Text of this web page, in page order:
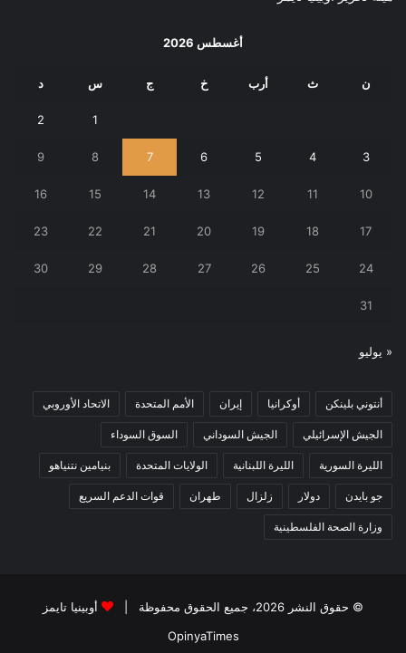
أغسطس 2026
ن ث أرب خ ج س د
1
2
3
4
5
6
7
8
9
10
11
12
13
14
15
16
17
18
19
20
21
22
23
24
25
26
27
28
29
30
31
« يوليو
أنتوني بلينكن أوكرانيا إيران الأمم المتحدة الاتحاد الأوروبي
الجيش الإسرائيلي الجيش السوداني السوق السوداء
الليرة السورية الليرة اللبنانية الولايات المتحدة بنيامين نتنياهو
جو بايدن دولار زلزال طهران قوات الدعم السريع
وزارة الصحة الفلسطينية
© حقوق النشر 2026، جميع الحقوق محفوظة |
أوبينيا تايمز
OpinyaTimes